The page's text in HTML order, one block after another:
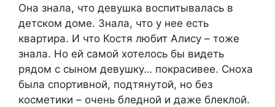
Она знала, что девушка воспитывалась в
детском доме. Знала, что у нее есть
квартира. И что Костя любит Алису – тоже
знала. Но ей самой хотелось бы видеть
рядом с сыном девушку… покрасивее. Сноха
была спортивной, подтянутой, но без
косметики – очень бледной и даже блеклой.